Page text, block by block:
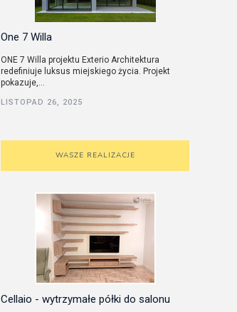
One 7 Willa
ONE 7 Willa projektu Exterio Architektura
redefiniuje luksus miejskiego życia. Projekt
pokazuje,...
LISTOPAD 26, 2025
WASZE REALIZACJE
Cellaio - wytrzymałe półki do salonu